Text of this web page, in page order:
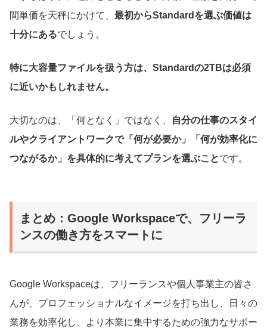
間単価を天秤にかけて、 最初からStandardを選ぶ価値は
十分にあるでしょう。
特に大容量ファイルを扱う方は、Standardの2TBは必須
に近いかもしれません。
大切なのは、「何となく」ではなく、
自分の仕事のスタイ
ルやクライアントワークで「何が必要か」「何が効率化に
つながるか」を具体的に考えてプランを選ぶことです。
まとめ：Google Workspaceで、フリーラ
ンスの働き方をスマートに
Google Workspaceは、フリーランスや個人事業主の皆さ
んが、プロフェッショナルなイメージを打ち出し、日々の
業務を効率化し、より本業に集中するための強力なサポー